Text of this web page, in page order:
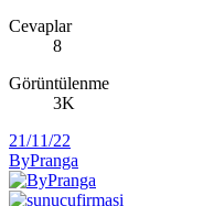
Cevaplar
8
Görüntülenme
3K
21/11/22
ByPranga